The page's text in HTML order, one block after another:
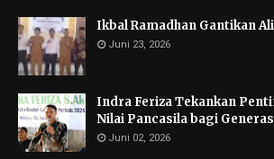
Ikbal Ramadhan Gantikan
Juni 23, 2026
Indra Feriza Tekankan
Nilai Pancasila bagi
Juni 02, 2026